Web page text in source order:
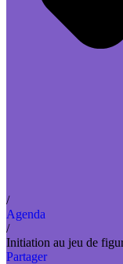
/
Agenda
/
Initiation au jeu de
Partager